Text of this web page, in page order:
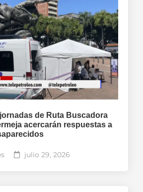
de Ruta Buscadora
acercarán respuestas a
julio 29, 2026